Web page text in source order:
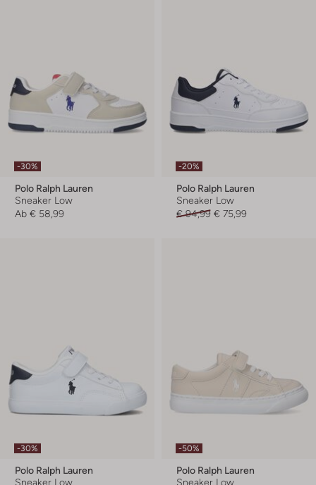
-30%
Polo Ralph Lauren
Sneaker Low
Ab € 58,99
-20%
Polo Ralph Lauren
Sneaker Low
€ 94,99 € 75,99
-30%
Polo Ralph Lauren
Sneaker Low
-50%
Polo Ralph Lauren
Sneaker Low